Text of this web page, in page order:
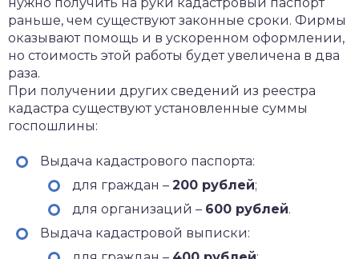
нужно получить на руки кадастровый паспорт
раньше, чем существуют законные сроки. Фирмы
оказывают помощь и в ускоренном оформлении,
но стоимость этой работы будет увеличена в два
раза.
При получении других сведений из реестра
кадастра существуют установленные суммы
госпошлины:
Выдача кадастрового паспорта:
для граждан – 200 рублей;
для организаций – 600 рублей.
Выдача кадастровой выписки: